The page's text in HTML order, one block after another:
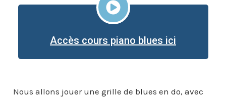
Accès cours piano blues ici
Nous allons jouer une grille de blues en do, avec